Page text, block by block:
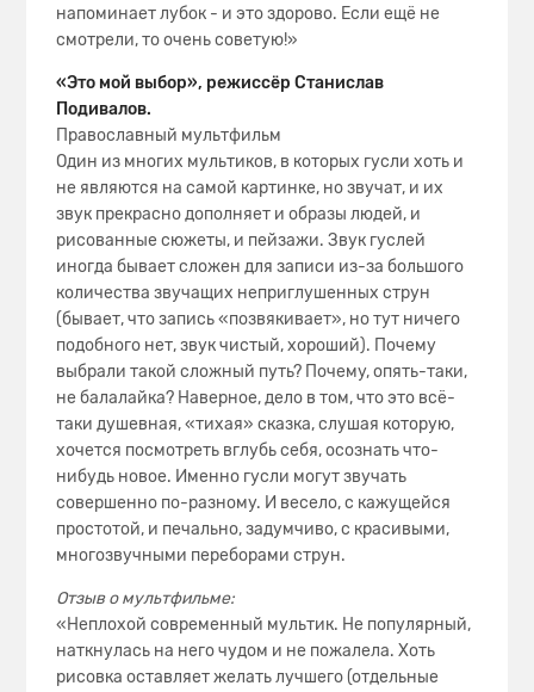
напоминает лубок - и это здорово. Если ещё не
смотрели, то очень советую!»
«Это мой выбор», режиссёр Станислав
Подивалов.
Православный мультфильм
Один из многих мультиков, в которых гусли хоть и
не являются на самой картинке, но звучат, и их
звук прекрасно дополняет и образы людей, и
рисованные сюжеты, и пейзажи. Звук гуслей
иногда бывает сложен для записи из-за большого
количества звучащих неприглушенных струн
(бывает, что запись «позвякивает», но тут ничего
подобного нет, звук чистый, хороший). Почему
выбрали такой сложный путь? Почему, опять-таки,
не балалайка? Наверное, дело в том, что это всё-
таки душевная, «тихая» сказка, слушая которую,
хочется посмотреть вглубь себя, осознать что-
нибудь новое. Именно гусли могут звучать
совершенно по-разному. И весело, с кажущейся
простотой, и печально, задумчиво, с красивыми,
многозвучными переборами струн.
Отзыв о мультфильме:
«Неплохой современный мультик. Не популярный,
наткнулась на него чудом и не пожалела. Хоть
рисовка оставляет желать лучшего (отдельные